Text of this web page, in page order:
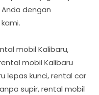
dengan
mobil Kalibaru,
mobil Kalibaru
lepas kunci, rental car
supir, rental mobil